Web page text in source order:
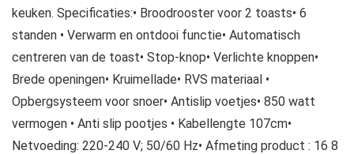
keuken. Specificaties:• Broodrooster voor 2 toasts• 6
standen • Verwarm en ontdooi functie• Automatisch
centreren van de toast• Stop-knop• Verlichte knoppen•
Brede openingen• Kruimellade• RVS materiaal •
Opbergsysteem voor snoer• Antislip voetjes• 850 watt
vermogen • Anti slip pootjes • Kabellengte 107cm•
Netvoeding: 220-240 V; 50/60 Hz• Afmeting product : 16 8